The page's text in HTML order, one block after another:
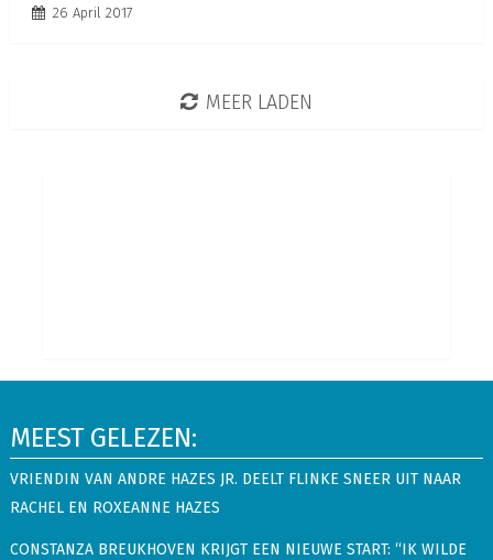
26 April 2017
MEER LADEN
MEEST GELEZEN:
VRIENDIN VAN ANDRE HAZES JR. DEELT FLINKE SNEER UIT NAAR
RACHEL EN ROXEANNE HAZES
CONSTANZA BREUKHOVEN KRIJGT EEN NIEUWE START: “IK WILDE